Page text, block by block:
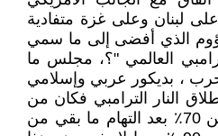
لبنان وعلى غزة متفادية
2025 المشؤوم الذي أفضى إلى ما سمي
العالمي "؟، مجلس ما
، بديكور عربي وإسلامي
النار الترامبي فكان من
نتائجه توسع " إسرائيل " من 70٪ بعد التهام ما بقي من